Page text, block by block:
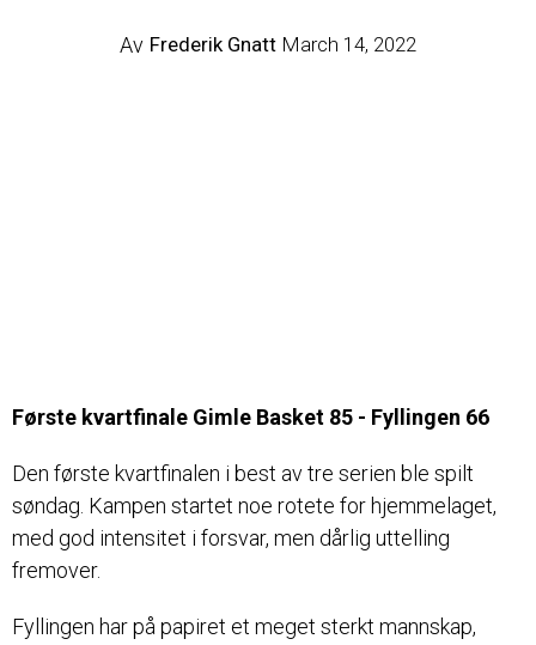
Av Frederik Gnatt March 14, 2022
Første kvartfinale Gimle Basket 85 - Fyllingen 66
Den første kvartfinalen i best av tre serien ble spilt
søndag. Kampen startet noe rotete for hjemmelaget,
med god intensitet i forsvar, men dårlig uttelling
fremover.
Fyllingen har på papiret et meget sterkt mannskap,